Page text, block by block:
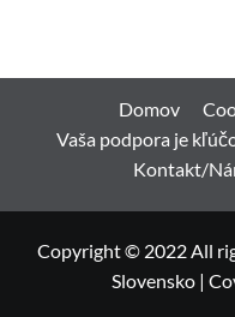
Domov
Vaša podpora je
Kontakt/
Copyright © 2022 All
Slovensko |